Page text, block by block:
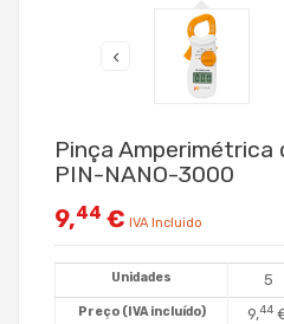
Pinça Amperimétrica
PIN-NANO-3000
9,44 € IVA Incluido
Unidades 5
Preço (IVA incluído) 9,44